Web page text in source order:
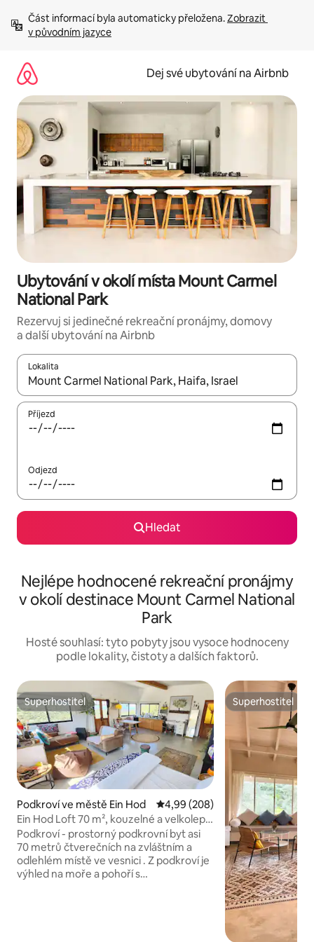
obsah
Část informací byla automaticky přeložena. Zobrazit
v původním jazyce
Dej své ubytování na Airbnb
Ubytování v okolí místa Mount Carmel
National Park
Rezervuj si jedinečné rekreační pronájmy, domovy
a další ubytování na Airbnb
Lokalita
Až budou výsledky k dispozici, můžeš si je procházet pomocí
Příjezd
Odjezd
Hledat
Nejlépe hodnocené rekreační pronájmy
v okolí destinace Mount Carmel National
Park
Hosté souhlasí: tyto pobyty jsou vysoce hodnoceny
podle lokality, čistoty a dalších faktorů.
Superhostitel
Superhostitel
Podkroví ve městě Ein Hod Průměrné hodnocení 4,99 z 5,
4,99 (208)
Ein Hod Loft 70 m², kouzelné a velkolepé
panoramatické výhledy na moře a hory
Podkroví - prostorný podkrovní byt asi
70 metrů čtverečních na zvláštním a
odlehlém místě ve vesnici . Z podkroví je
výhled na moře a pohoří s
Superhostitel
Superhostitel